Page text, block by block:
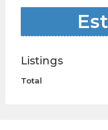
Listings
Total